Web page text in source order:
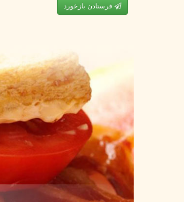
فرستادن بازخورد